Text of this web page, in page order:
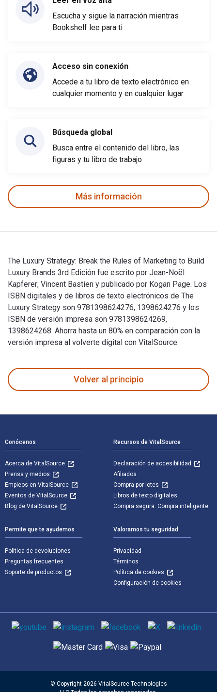
Escucha y sigue la narración mientras
Bookshelf lee para ti
Acceso sin conexión
Accede a tu libro de texto electrónico en
cualquier momento y en cualquier lugar
Búsqueda global
Busca entre el contenido del libro, las
figuras y tu libro de trabajo
Más información
The Luxury Strategy: Break the Rules of Marketing to Build
Luxury Brands 3rd Edición fue escrito por Jean-Noël
Kapferer; Vincent Bastien y publicado por Kogan Page. Los
ISBN digitales y de libros de texto electrónicos de The
Luxury Strategy son 9781398624276, 1398624276 y los
ISBN de versión impresa son 9781398624269,
1398624268. Ahorra hasta un 80% en comparación con la
versión impresa al volverte digital con VitalSource.
Volver al principio
Conócenos
Acerca de VitalSource
Prensa y medios
Empleos en VitalSource
Eventos de VitalSource
Blog de VitalSource
Recursos de VitalSource
Declaración de accesibilidad
Afiliados
Compra por lotes
Libros de texto digitales
Compra segura. Compra inteligente
Permite que te ayudemos
Política de devoluciones
Preguntas frecuentes
Soporte de productos
Valoramos tu seguridad
Privacidad
Términos
Política de cookies
Configuración de cookies
Medios de comunicación social
Métodos de pago admitidos
© Copyright 2026 VitalSource Technologies